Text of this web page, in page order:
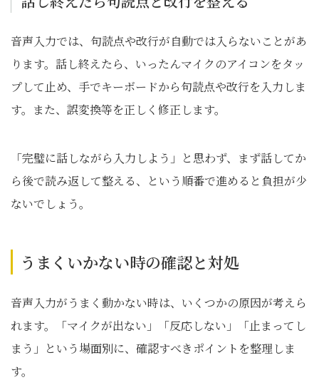
音声入力では、句読点や改行が自動では入らないことがあ
ります。話し終えたら、いったんマイクのアイコンをタッ
プして止め、手でキーボードから句読点や改行を入力しま
す。また、誤変換等を正しく修正します。
「完璧に話しながら入力しよう」と思わず、まず話してか
ら後で読み返して整える、という順番で進めると負担が少
ないでしょう。
うまくいかない時の確認と対処
音声入力がうまく動かない時は、いくつかの原因が考えら
れます。「マイクが出ない」「反応しない」「止まってし
まう」という場面別に、確認すべきポイントを整理しま
す。